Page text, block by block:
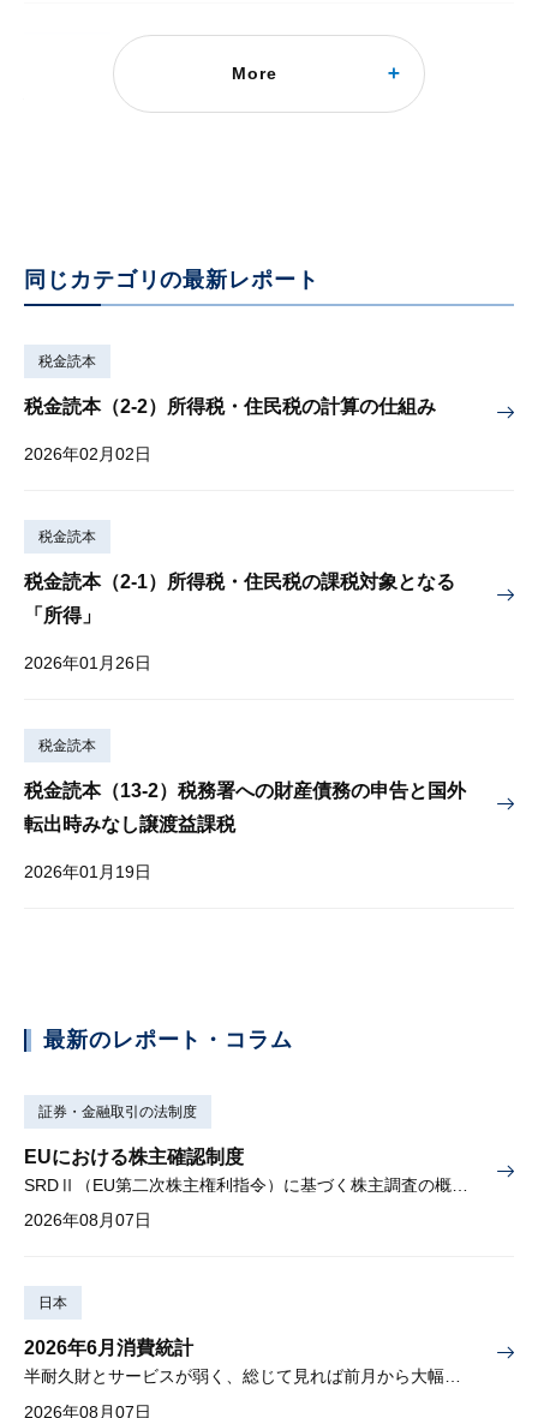
税金読本（3-3）損益通算・繰越控除と配当控除
More
同じカテゴリの最新レポート
税金読本
税金読本（2-2）所得税・住民税の計算の仕組み
2026年02月02日
税金読本
税金読本（2-1）所得税・住民税の課税対象となる
「所得」
2026年01月26日
税金読本
税金読本（13-2）税務署への財産債務の申告と国外
転出時みなし譲渡益課税
2026年01月19日
最新のレポート・コラム
証券・金融取引の法制度
EUにおける株主確認制度
2026年08月07日
日本
2026年6月消費統計
2026年08月07日